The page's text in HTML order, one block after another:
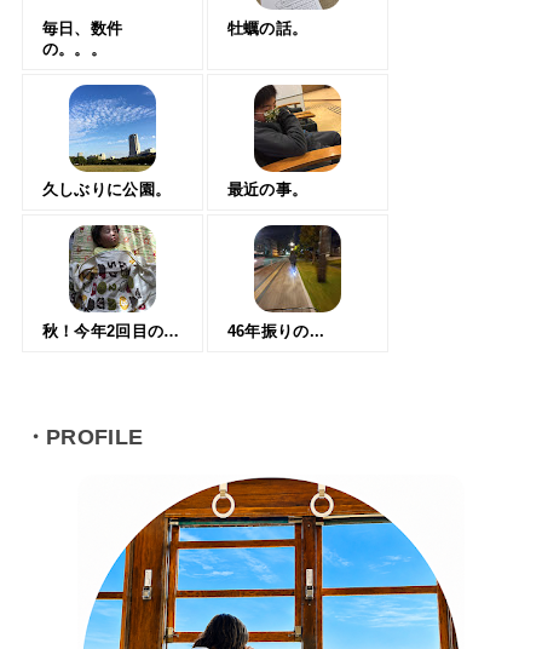
毎日、数件
の。。。
牡蠣の話。
久しぶりに公園。 最近の事。
秋！今年2回目の… 46年振りの...
・PROFILE